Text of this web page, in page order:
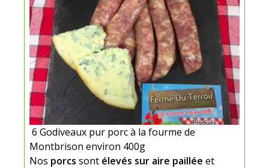
6 Godiveaux pur porc à la fourme de
Montbrison environ 400g
Nos porcs sont élevés sur aire paillée et